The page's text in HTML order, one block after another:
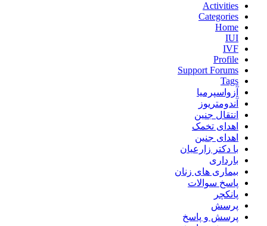
Activities
Categories
Home
IUI
IVF
Profile
Support Forums
Tags
آزواسپرمیا
آندومتریوز
انتقال جنین
اهدای تخمک
اهدای جنین
با دکتر زارعیان
بارداری
بیماری های زنان
پاسخ سوالات
پانکچر
پرسش
پرسش و پاسخ